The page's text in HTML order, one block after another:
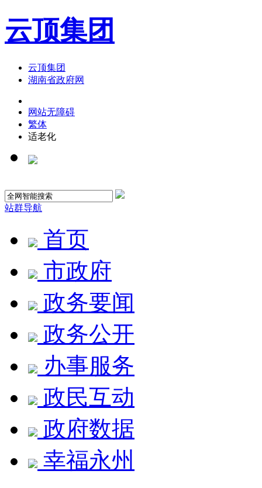
云顶集团
云顶集团
湖南省政府网
网站无障碍
繁体
适老化
站群导航
首页
市政府
政务要闻
政务公开
办事服务
政民互动
政府数据
幸福永州